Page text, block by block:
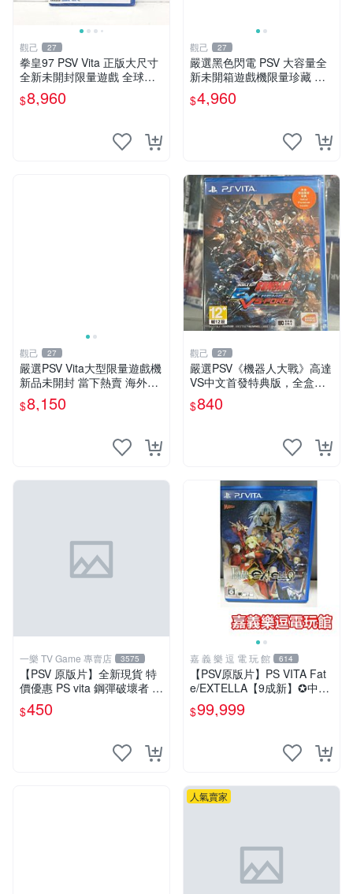
觀己 27
拳皇97 PSV Vita 正版大尺寸
全新未開封限量遊戲 全球嚴
選 拳皇97 個限定版 新未拆封
家用遊戲機遊戲厳選推薦 拳
$8,960
觀己 27
嚴選黑色閃電 PSV 大容量全
新未開箱遊戲機限量珍藏 電
玩 測試版 遊戲機 PSVita
$4,960
觀己 27
嚴選PSV Vita大型限量遊戲機
新品未開封 當下熱賣 海外版
發行限量 測試版
$8,150
觀己 27
嚴選PSV《機器人大戰》高達
VS中文首發特典版，全盒未
開封收藏佳品 電腦遊戲 現代
電玩 PSP 游戲機
$840
一樂 TV Game 專賣店 3575
【PSV 原版片】全新現貨 特
價優惠 PS vita 鋼彈破壞者 鋼
彈創壞者 亞日版 BEST 可繼
承至2代【一樂電玩】
$450
嘉 義 樂 逗 電 玩 館 614
【PSV原版片】PS VITA Fat
e/EXTELLA【9成新】✪中古
二手✪嘉義樂逗電玩館
$99,999
人氣賣家